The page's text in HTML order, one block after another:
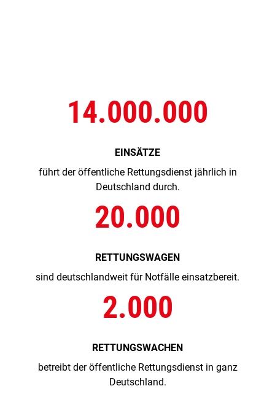
14.000.000
EINSÄTZE
führt der öffentliche Rettungsdienst jährlich in
Deutschland durch.
20.000
RETTUNGSWAGEN
sind deutschlandweit für Notfälle einsatzbereit.
2.000
RETTUNGSWACHEN
betreibt der öffentliche Rettungsdienst in ganz
Deutschland.